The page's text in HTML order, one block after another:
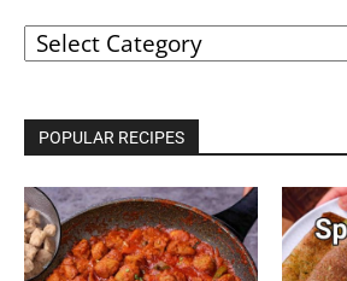
ವರ್ಗಗಳ
ಪ್ರಕಾರ
ಬ್ರೌಸ್
POPULAR RECIPES